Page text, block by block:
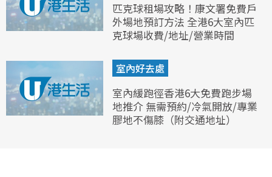
匹克球租場攻略！康文署免費戶
外場地預訂方法 全港6大室內匹
克球場收費/地址/營業時間
室內好去處
室內緩跑徑香港6大免費跑步場
地推介 無需預約/冷氣開放/專業
膠地不傷膝（附交通地址）